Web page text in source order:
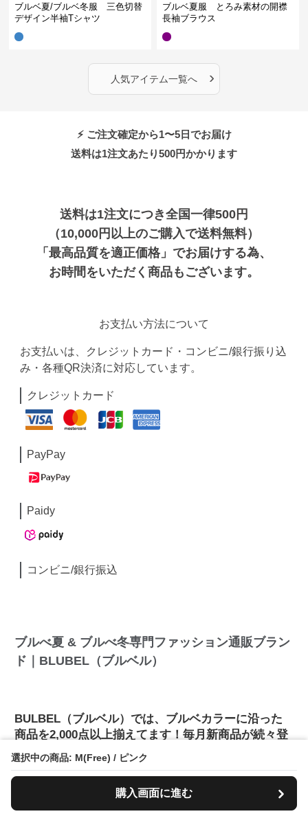
選択中の商品: M(Free) / ピンク
購入画面に進む
ブルベ夏/ブルベ冬服 三色切替
デザイン半袖Tシャツ
ブルベ夏服 とろみ素材の開襟
長袖ブラウス
人気アイテム一覧へ ›
⚡ ご注文確定から1〜5日でお届け
送料は1注文あたり500円かかります
送料は1注文につき全国一律500円
（10,000円以上のご購入で送料無料）
「最高品質を適正価格」でお届けする為、
お時間をいただく商品もございます。
お支払い方法について
お支払いは、クレジットカード・コンビニ/銀行振り込
み・各種QR決済に対応しています。
クレジットカード
PayPay
Paidy
コンビニ/銀行振込
ブルべ夏 & ブルべ冬専門ファッション通販ブラン
ド｜BLUBEL（ブルベル）
BULBEL（ブルベル）では、ブルベカラーに沿った
商品を2,000点以上揃えてます！毎月新商品が続々登
場中！